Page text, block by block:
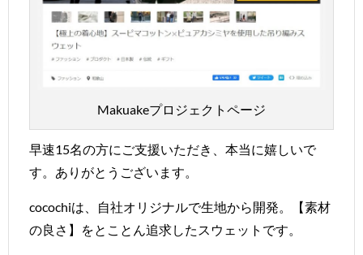
Makuakeプロジェクトページ
早速15名の方にご支援いただき、本当に嬉しいで
す。ありがとうございます。
cocochiは、自社オリジナルで生地から開発。【素材
の良さ】をとことん追求したスウェットです。